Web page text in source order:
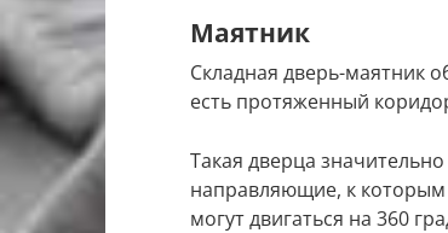
Маятник
Складная дверь-маятник
есть протяженный
Такая дверца
направляющие, к которым
могут двигаться на 360